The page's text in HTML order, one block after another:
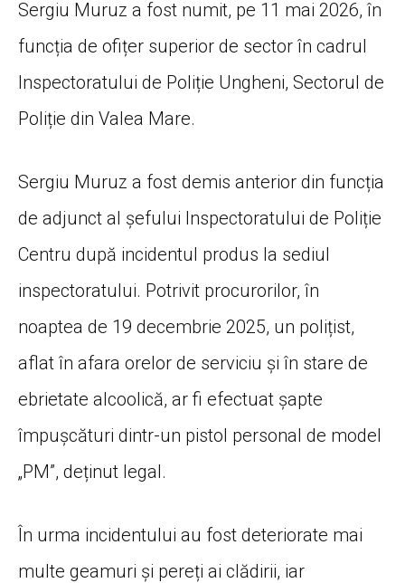
Sergiu Muruz a fost numit, pe 11 mai 2026, în
funcția de ofițer superior de sector în cadrul
Inspectoratului de Poliție Ungheni, Sectorul de
Poliție din Valea Mare.
Sergiu Muruz a fost demis anterior din funcția
de adjunct al șefului Inspectoratului de Poliție
Centru după incidentul produs la sediul
inspectoratului. Potrivit procurorilor, în
noaptea de 19 decembrie 2025, un polițist,
aflat în afara orelor de serviciu și în stare de
ebrietate alcoolică, ar fi efectuat șapte
împușcături dintr-un pistol personal de model
„PM”, deținut legal.
În urma incidentului au fost deteriorate mai
multe geamuri și pereți ai clădirii, iar